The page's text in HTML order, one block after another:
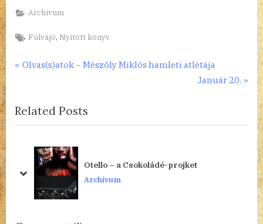
Archívum
Tags:
Fülvájó, Nyitott könyv
Bejegyzés
P
v
i
s
Olvas(s)atok – Mészöly Miklós hamleti atlétája
N
t
s
Január 20.
Related Posts
Otello – a Csokoládé-projket
Archívum
prev
next